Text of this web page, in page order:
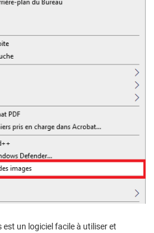
un logiciel facile à utiliser et